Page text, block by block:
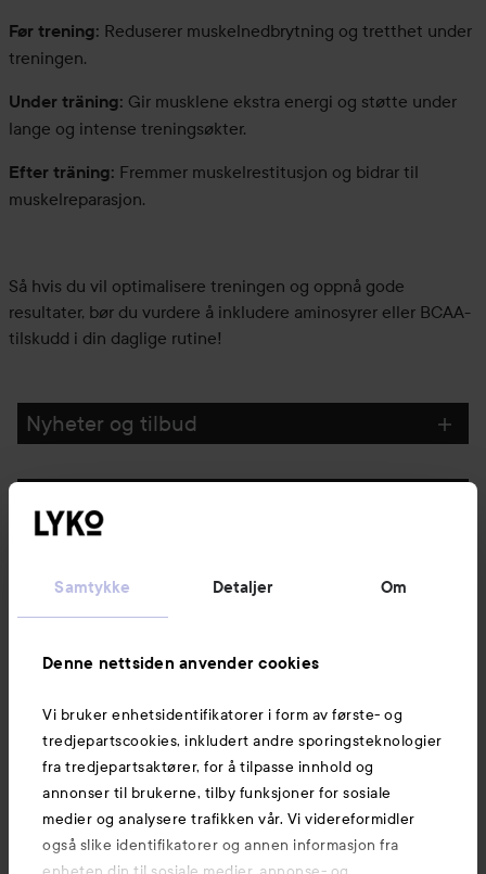
Samtykke Detaljer Om
Denne nettsiden anvender cookies
Vi bruker enhetsidentifikatorer i form av første- og
tredjepartscookies, inkludert andre sporingsteknologier
fra tredjepartsaktører, for å tilpasse innhold og
annonser til brukerne, tilby funksjoner for sosiale
medier og analysere trafikken vår. Vi videreformidler
også slike identifikatorer og annen informasjon fra
Før trening: Reduserer muskelnedbrytning og tretthet under
treningen.
Under träning: Gir musklene ekstra energi og støtte under
lange og intense treningsøkter.
Efter träning: Fremmer muskelrestitusjon og bidrar til
muskelreparasjon.
Så hvis du vil optimalisere treningen og oppnå gode
resultater, bør du vurdere å inkludere aminosyrer eller BCAA-
tilskudd i din daglige rutine!
Nyheter og tilbud
Kundeservice
Informasjon
Også av interesse